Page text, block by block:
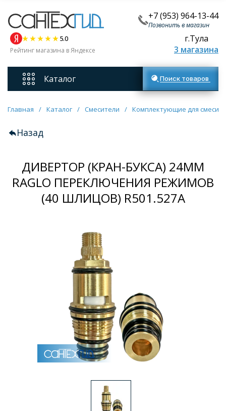
+7 (953) 964-13-44
Позвонить в магазин
5.0
Рейтинг магазина в Яндексе
г.Тула
3 магазина
Каталог
Смесители
Унитазы
Мебель для ванных комнат
Ванны
Душевые кабины
Полотенцесушители
Аксессуары для ванных комнат
Душевые поддоны
Поиск товаров
Главная / Каталог / Смесители / Комплектующие для
Назад
ДИВЕРТОР (КРАН-БУКСА) 24ММ
RAGLO ПЕРЕКЛЮЧЕНИЯ РЕЖИМОВ
(40 ШЛИЦОВ) R501.527A